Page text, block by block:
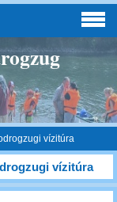
vízitúra
vízitúra